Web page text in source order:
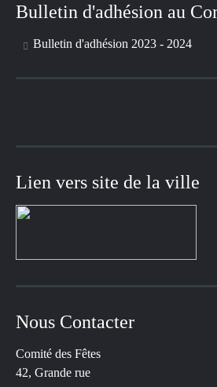
Bulletin d'adhésion au
Bulletin d'adhésion 2023 - 2024
Lien vers site de la ville
Nous Contacter
Comité des Fêtes
42, Grande rue